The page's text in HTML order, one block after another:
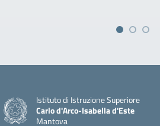
Istituto di Istruzione Superiore
Carlo d'Arco-Isabella d'Este
Mantova